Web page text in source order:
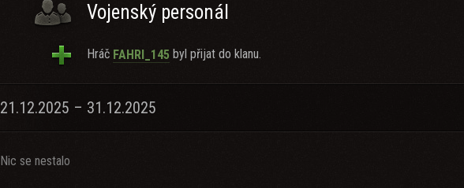
Vojenský personál
Hráč FAHRI_145 byl přijat do klanu.
21.12.2025 – 31.12.2025
Nic se nestalo